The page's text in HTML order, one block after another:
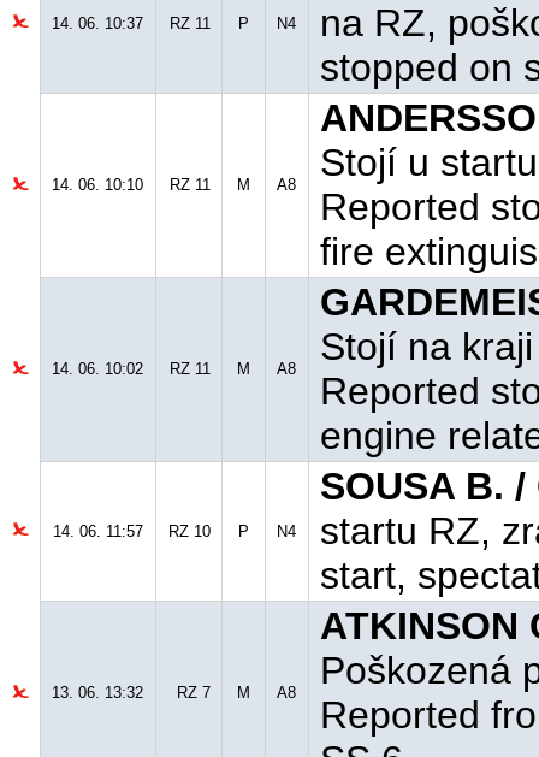
14. 06. 10:37 RZ 11 P N4
na RZ,
stopped on
14. 06. 10:10 RZ 11 M A8
Stojí u
Reported
fire
14. 06. 10:02 RZ 11 M A8
Stojí na
Reported
engine
14. 06. 11:57 RZ 10 P N4
SOUSA B.
startu RZ,
start,
13. 06. 13:32 RZ 7 M A8
ATKINSON
Poškozená
Reported